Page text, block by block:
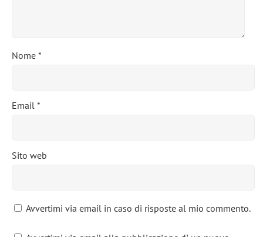
Nome *
Email *
Sito web
Avvertimi via email in caso di risposte al mio commento.